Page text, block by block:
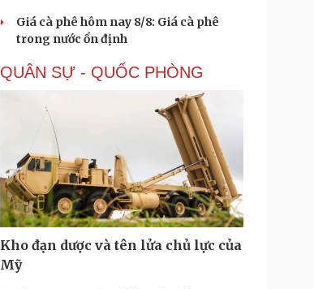
Giá cà phê hôm nay 8/8: Giá cà phê
trong nước ổn định
QUÂN SỰ - QUỐC PHÒNG
Kho đạn dược và tên lửa chủ lực của
Mỹ